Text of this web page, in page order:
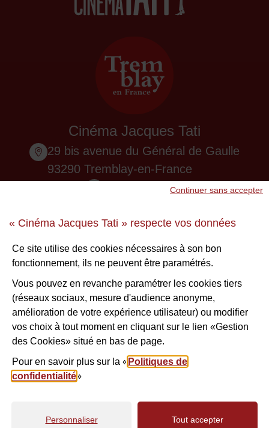
« Cinéma Jacques Tati » respecte vos données
Ce site utilise des cookies nécessaires à son bon
fonctionnement, ils ne peuvent être paramétrés.
Vous pouvez en revanche paramétrer les cookies tiers
(réseaux sociaux, mesure d'audience anonyme,
amélioration de votre expérience utilisateur) ou modifier
vos choix à tout moment en cliquant sur le lien «Gestion
des Cookies» situé en bas de page.
Pour en savoir plus sur la « Politiques de
confidentialité»
Personnaliser
Continuer sans accepter
Tout accepter
Cinéma Jacques Tati
29 bis avenue du Général de Gaulle
93290 Tremblay-en-France
01 48 61 87 55
Ne ratez aucune infos !
Voir nos brochures
Nous suivre
Facebook
InstagramYoutube